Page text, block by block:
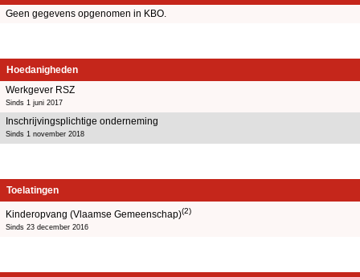
Geen gegevens opgenomen in KBO.
Hoedanigheden
Werkgever RSZ
Sinds 1 juni 2017
Inschrijvingsplichtige onderneming
Sinds 1 november 2018
Toelatingen
Kinderopvang (Vlaamse Gemeenschap)(2)
Sinds 23 december 2016